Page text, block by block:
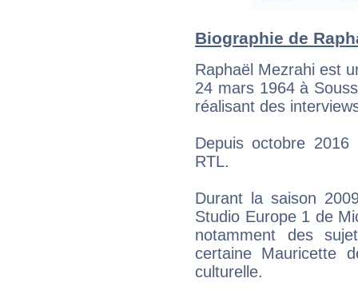
Biographie de
Raphaël Mezrahi est
24 mars 1964 à
réalisant des
Depuis octobre
RTL.
Durant la saison
Studio Europe 1 de
notamment des
certaine Mauricette
culturelle.